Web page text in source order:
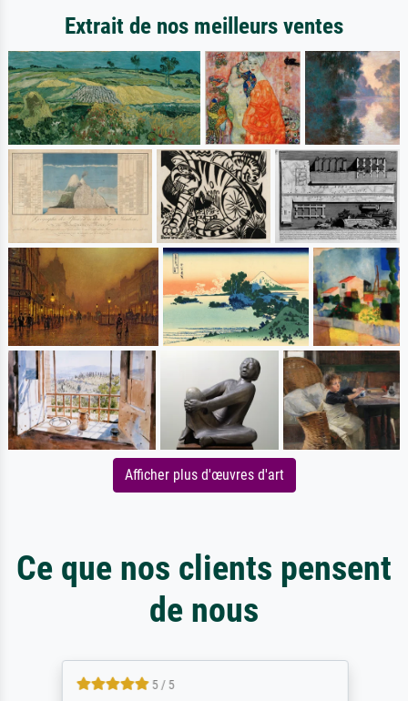
Extrait de nos meilleurs ventes
Afficher plus d'œuvres d'art
Ce que nos clients pensent
de nous
5 / 5